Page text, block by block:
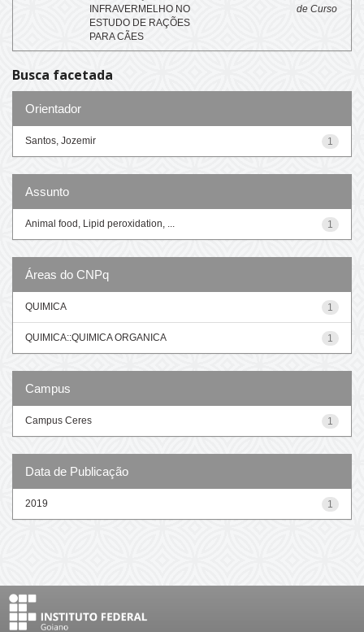
INFRAVERMELHO NO
ESTUDO DE RAÇÕES
PARA CÃES
de Curso
Busca facetada
Orientador
1
Santos, Jozemir
Assunto
1
Animal food, Lipid peroxidation, ...
Áreas do CNPq
1
QUIMICA
1
QUIMICA::QUIMICA ORGANICA
Campus
1
Campus Ceres
Data de Publicação
1
2019